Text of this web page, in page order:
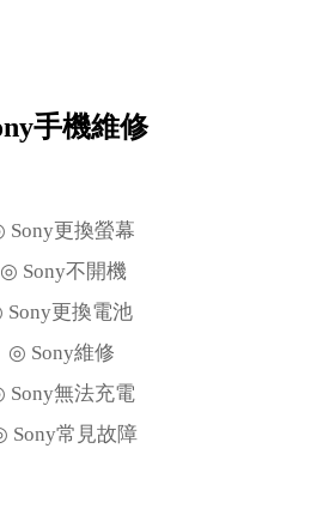
手機維修
Sony更換螢幕
◎ Sony不開機
Sony更換電池
◎ Sony維修
Sony無法充電
Sony常見故障